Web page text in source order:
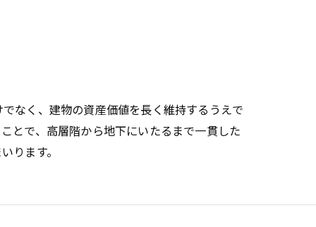
なく、建物の資産価値を長く維持するうえで
とで、高層階から地下にいたるまで一貫した
ります。